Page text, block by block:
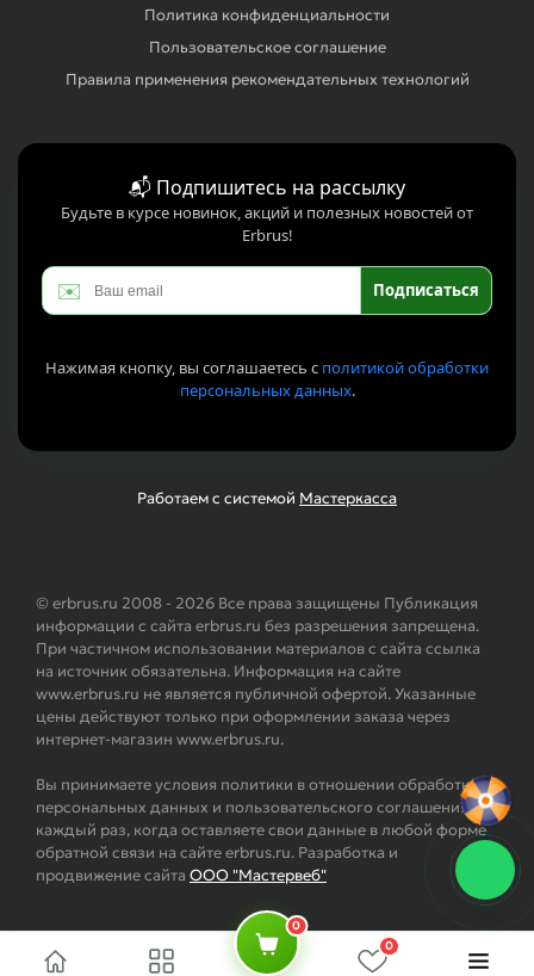
0
0
Политика конфиденциальности
Пользовательское соглашение
Правила применения рекомендательных технологий
📬 Подпишитесь на рассылку
Будьте в курсе новинок, акций и полезных новостей от
Erbrus!
✉️ Подписаться
Нажимая кнопку, вы соглашаетесь с политикой обработки
персональных данных.
Работаем с системой Мастеркасса
© erbrus.ru 2008 - 2026 Все права защищены Публикация
информации с сайта erbrus.ru без разрешения запрещена.
При частичном использовании материалов с сайта ссылка
на источник обязательна. Информация на сайте
www.erbrus.ru не является публичной офертой. Указанные
цены действуют только при оформлении заказа через
интернет-магазин www.erbrus.ru.
Вы принимаете условия политики в отношении обработки
персональных данных и пользовательского соглашения
каждый раз, когда оставляете свои данные в любой форме
обратной связи на сайте erbrus.ru. Разработка и
продвижение сайта ООО "Мастервеб"